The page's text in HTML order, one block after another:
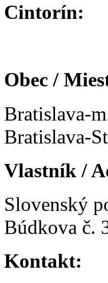
Cintorín:
Obec /
Bratislava-
Bratislava-
Vlastník /
Slovenský
Búdkova č.
Kontakt: